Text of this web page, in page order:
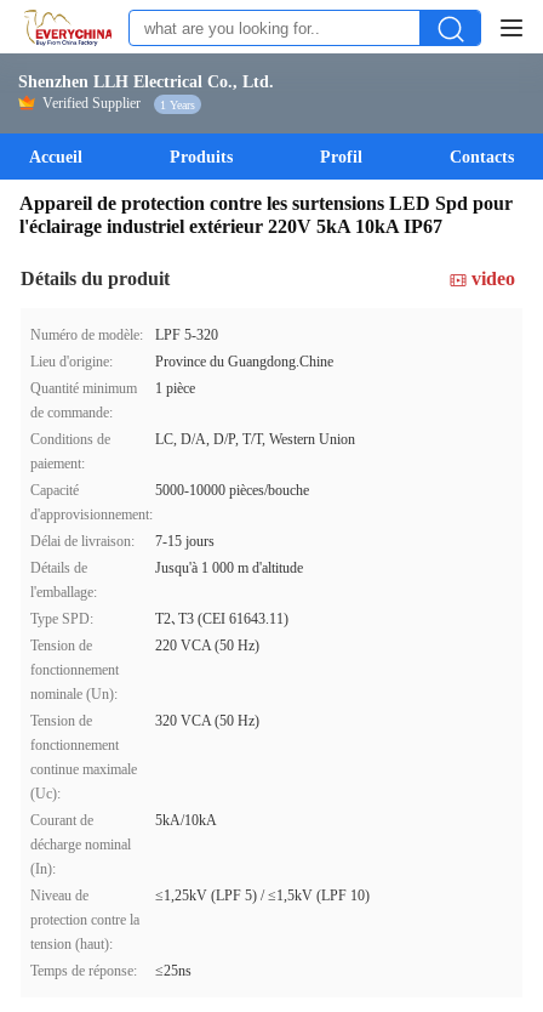
Shenzhen LLH Electrical Co., Ltd.
Verified Supplier 1 Years
Accueil Produits Profil Contacts
Appareil de protection contre les surtensions LED Spd pour
l'éclairage industriel extérieur 220V 5kA 10kA IP67
Détails du produit video
Numéro de modèle:
LPF 5-320
Lieu d'origine:
Province du Guangdong.Chine
Quantité minimum
de commande:
1 pièce
Conditions de
paiement:
LC, D/A, D/P, T/T, Western Union
Capacité
d'approvisionnement:
5000-10000 pièces/bouche
Délai de livraison:
7-15 jours
Détails de
l'emballage:
Jusqu'à 1 000 m d'altitude
Type SPD:
T2､T3 (CEI 61643.11)
Tension de
fonctionnement
nominale (Un):
220 VCA (50 Hz)
Tension de
fonctionnement
continue maximale
(Uc):
320 VCA (50 Hz)
Courant de
décharge nominal
(In):
5kA/10kA
Niveau de
protection contre la
tension (haut):
≤1,25kV (LPF 5) / ≤1,5kV (LPF 10)
Temps de réponse: ≤25ns